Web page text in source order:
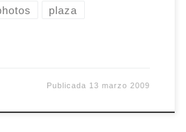
plaza
Publicada 13 marzo 2009